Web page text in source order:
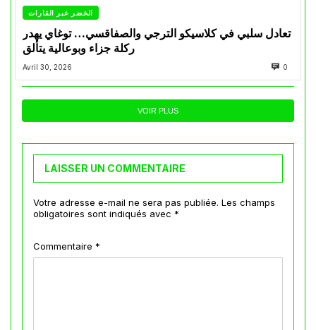
الخضر عبر القارات
تعادل سلبي في كلاسيكو الترجي والصفاقسي… توغاي يهدر
ركلة جزاء وبوعالية يتألق
Avril 30, 2026 0
VOIR PLUS
LAISSER UN COMMENTAIRE
Votre adresse e-mail ne sera pas publiée. Les champs
obligatoires sont indiqués avec *
Commentaire *